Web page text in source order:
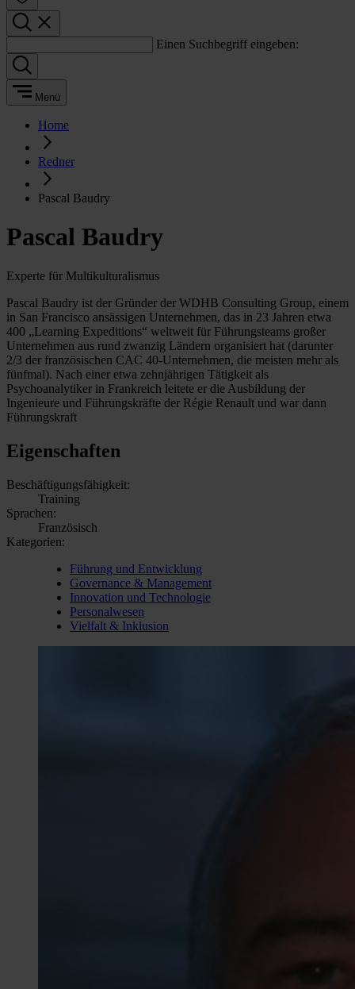
Einen Suchbegriff eingeben:
Menü
Home
Redner
Pascal Baudry
Pascal Baudry
Experte für Multikulturalismus
Pascal Baudry ist der Gründer der WDHB Consulting Group, einem
in San Francisco ansässigen Unternehmen, das in 23 Jahren etwa
400 „Learning Expeditions“ weltweit für Führungsteams großer
Unternehmen aus rund zwanzig Ländern organisiert hat (darunter
2/3 der französischen CAC 40-Unternehmen, die meisten mehr als
fünfmal). Nach einer etwa zehnjährigen Tätigkeit als
Psychoanalytiker in Frankreich leitete er die Ausbildung der
Ingenieure und Führungskräfte der Régie Renault und war dann
Führungskraft
Eigenschaften
Beschäftigungsfähigkeit:
Training
Sprachen:
Französisch
Kategorien:
Führung und Entwicklung
Governance & Management
Innovation und Technologie
Personalwesen
Vielfalt & Inklusion